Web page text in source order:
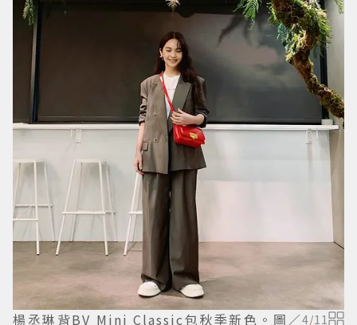
楊丞琳背BV Mini Classic包秋季新色。圖／4/11